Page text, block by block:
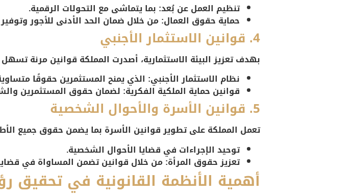
تنظيم العمل عن بُعد: بما يتماشى مع التحولات الرقمية.
حماية حقوق العمال: من خلال ضمان الحد الأدنى للأجور
4. قوانين الاستثمار الأجنبي
بهدف تعزيز البيئة الاستثمارية، أصدرت المملكة قوانين مرنة
نظام الاستثمار الأجنبي: الذي يمنح المستثمرين حقوقًا
قوانين حماية الملكية الفكرية: لضمان حقوق المستثمرين
5. قوانين الأسرة والأحوال الشخصية
تعمل المملكة على تطوير قوانين الأسرة بما يضمن حقوق جميع
توحيد الإجراءات في قضايا الأحوال الشخصية.
تعزيز حقوق المرأة: من خلال قوانين تضمن المساواة في قضايا
أهمية الأنظمة القانونية في تحقيق رؤية